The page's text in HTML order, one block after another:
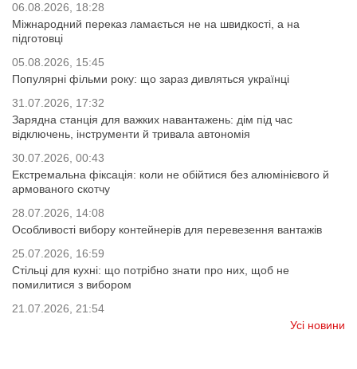
06.08.2026, 18:28
Міжнародний переказ ламається не на швидкості, а на
підготовці
05.08.2026, 15:45
Популярні фільми року: що зараз дивляться українці
31.07.2026, 17:32
Зарядна станція для важких навантажень: дім під час
відключень, інструменти й тривала автономія
30.07.2026, 00:43
Екстремальна фіксація: коли не обійтися без алюмінієвого й
армованого скотчу
28.07.2026, 14:08
Особливості вибору контейнерів для перевезення вантажів
25.07.2026, 16:59
Стільці для кухні: що потрібно знати про них, щоб не
помилитися з вибором
21.07.2026, 21:54
Усі новини